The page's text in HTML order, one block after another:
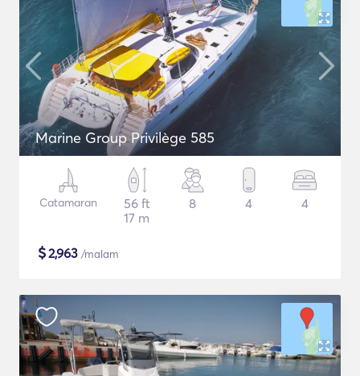
Marine Group Privilège 585
Catamaran
56 ft
17 m
8 4 4
$2,963 /malam